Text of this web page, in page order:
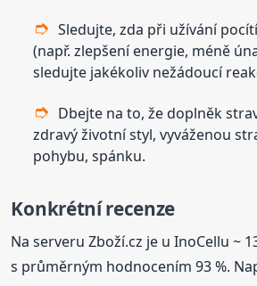
Sledujte, zda při užívání
(např. zlepšení energie, méně
sledujte jakékoliv nežádoucí
Dbejte na to, že doplněk
zdravý životní styl, vyváženou
pohybu, spánku.
Konkrétní recenze
Na serveru Zboží.cz je u InoCellu ~
s průměrným hodnocením 93 %.